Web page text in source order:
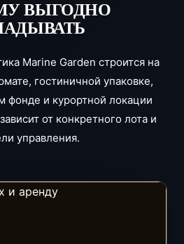
ВЫГОДНО
Marine Garden строится на
гостиничной упаковке,
и курортной локации
от конкретного лота и
управления.